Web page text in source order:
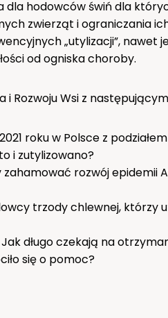
dla hodowców świń dla
zwierząt i ograniczania
„utylizacji”, nawet
od ogniska choroby.
i Rozwoju Wsi z
roku w Polsce z
i zutylizowano?
rozwój epidemii
trzody chlewnej, którzy
długo czekają na
się o pomoc?